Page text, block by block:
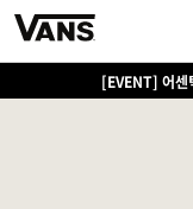
[EVENT] 어센